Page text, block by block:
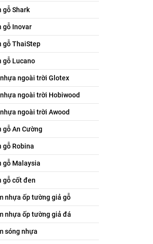
gỗ Shark
gỗ Inovar
gỗ ThaiStep
gỗ Lucano
ngoài trời Glotex
ngoài trời Hobiwood
ngoài trời Awood
gỗ An Cường
gỗ Robina
gỗ Malaysia
gỗ cốt đen
nhựa ốp tường giả gỗ
nhựa ốp tường giả đá
sóng nhựa